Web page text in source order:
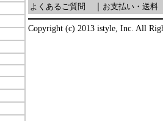
よくあるご質問 お支払い・送料
Copyright (c) 2013 istyle, Inc. All